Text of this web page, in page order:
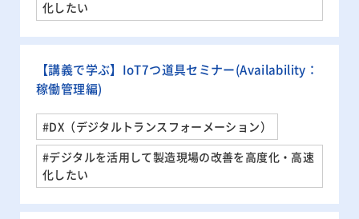
化したい
【講義で学ぶ】IoT7つ道具セミナー(Availability：
稼働管理編)
#DX（デジタルトランスフォーメーション）
#デジタルを活用して製造現場の改善を高度化・高速
化したい